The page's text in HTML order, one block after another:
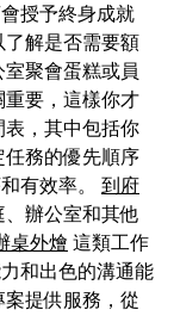
授予終身成就
解是否需要額
聚會蛋糕或員
重要，這樣你才
，其中包括你
任務的優先順序
有效率。 到府
辦公室和其他
桌外燴 這類工作
和出色的溝通能
提供服務，從